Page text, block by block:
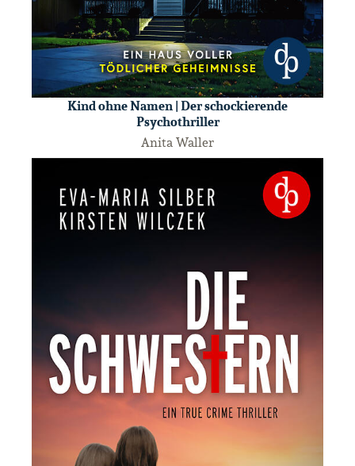
Kind ohne Namen | Der schockierende
Psychothriller
Anita Waller